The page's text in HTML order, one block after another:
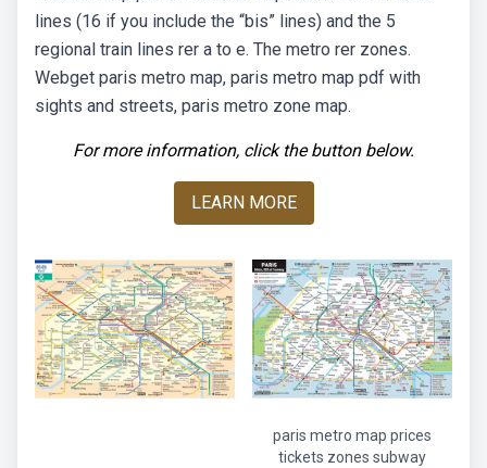
lines (16 if you include the “bis” lines) and the 5
regional train lines rer a to e. The metro rer zones.
Webget paris metro map, paris metro map pdf with
sights and streets, paris metro zone map.
For more information, click the button below.
LEARN MORE
paris metro map prices
tickets zones subway